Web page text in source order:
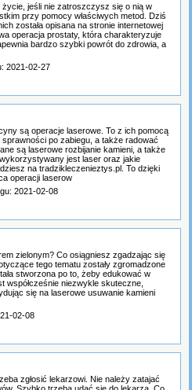
jeśli nie zatroszczysz się o nią w
przy pomocy właściwych metod. Dziś
została opisana na stronie internetowej
operacja prostaty, która charakteryzuje
bardzo szybki powrót do zdrowia, a
2021-02-27
są operacje laserowe. To z ich pomocą
po zabiegu, a także radować
są laserowe rozbijanie kamieni, a także
jest laser oraz jakie
na tradzikleczenieztys.pl. To dzięki
operacji laserow
2021-02-08
zielonym? Co osiągniesz zgadzając się
tego tematu zostały zgromadzone
stworzona po to, żeby edukować w
współcześnie niezwykle skuteczne,
się na laserowe usuwanie kamieni
02-08
zgłosić lekarzowi. Nie należy zatajać